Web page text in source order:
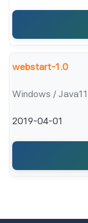
webstart-1.0
Windows / Java11
2019-04-01